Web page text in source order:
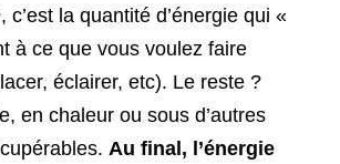
, c’est la quantité d’énergie qui «
à ce que vous voulez faire
éclairer, etc). Le reste ?
en chaleur ou sous d’autres
Au final, l’énergie